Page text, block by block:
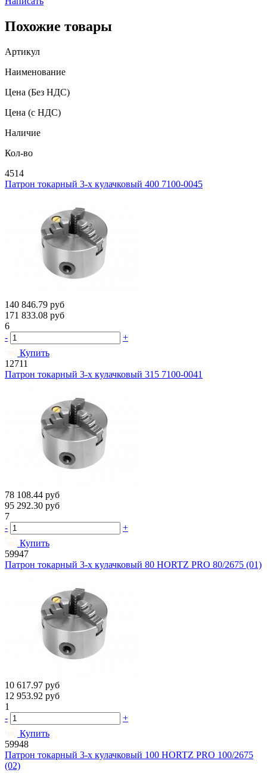
Похожие товары
Артикул
Наименование
Цена (Без НДС)
Цена (с НДС)
Наличие
Кол-во
4514
Патрон токарный 3-х кулачковый 400 7100-0045
140 846.79 руб
171 833.08 руб
6
-
+
Купить
12711
Патрон токарный 3-х кулачковый 315 7100-0041
78 108.44 руб
95 292.30 руб
7
-
+
Купить
59947
Патрон токарный 3-х кулачковый 80 HORTZ PRO 80/2675 (01)
10 617.97 руб
12 953.92 руб
1
-
+
Купить
59948
Патрон токарный 3-х кулачковый 100 HORTZ PRO 100/2675
(02)